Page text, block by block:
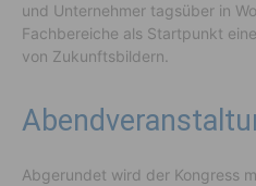
und Unternehmer tagsüber in
Fachbereiche als Startpunkt
von Zukunftsbildern.
Abgerundet wird der Kongress